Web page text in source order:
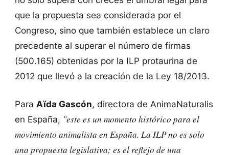
que la propuesta sea considerada por el
Congreso, sino que también establece un claro
precedente al superar el número de firmas
(500.165) obtenidas por la ILP protaurina de
2012 que llevó a la creación de la Ley 18/2013.
Para Aïda Gascón, directora de AnimaNaturalis
en España, "este es un momento histórico para el
movimiento animalista en España. La ILP no es solo
una propuesta legislativa; es el reflejo de una